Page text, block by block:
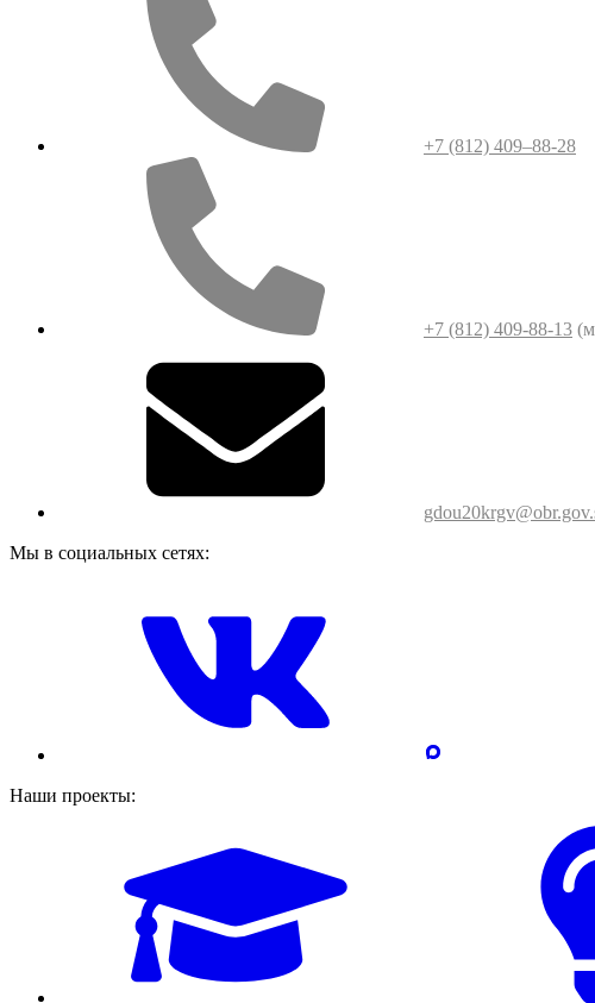
+7 (812) 409–88-28
+7 (812) 409-88-13
Мы в социальных сетях:
Наши проекты: